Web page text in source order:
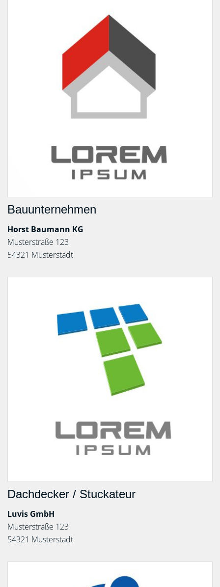
Bauunternehmen
Horst Baumann KG
Musterstraße 123
54321 Musterstadt
Dachdecker / Stuckateur
Luvis GmbH
Musterstraße 123
54321 Musterstadt